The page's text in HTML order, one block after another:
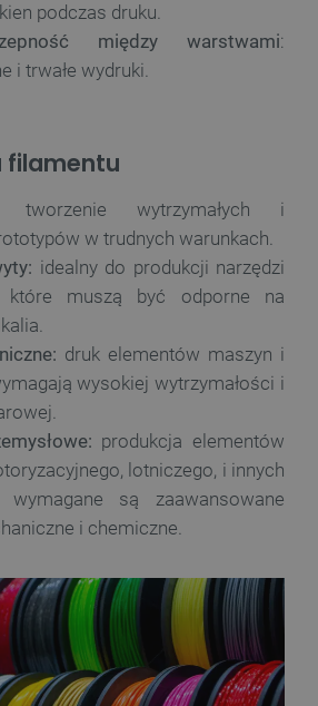
podczas druku.
między warstwami:
i trwałe wydruki.
filamentu
tworzenie wytrzymałych i
w trudnych warunkach.
idealny do produkcji narzędzi
które muszą być odporne na
druk elementów maszyn i
wysokiej wytrzymałości i
produkcja elementów
lotniczego, i innych
wymagane są zaawansowane
i chemiczne.